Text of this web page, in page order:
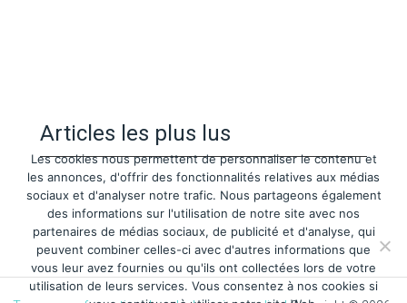
Articles les plus lus
Les cookies nous permettent de personnaliser le contenu et
les annonces, d'offrir des fonctionnalités relatives aux médias
sociaux et d'analyser notre trafic. Nous partageons également
des informations sur l'utilisation de notre site avec nos
partenaires de médias sociaux, de publicité et d'analyse, qui
peuvent combiner celles-ci avec d'autres informations que
vous leur avez fournies ou qu'ils ont collectées lors de votre
utilisation de leurs services. Vous consentez à nos cookies si